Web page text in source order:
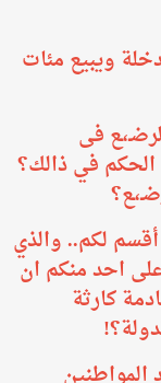
ويبيع مئات
فى
الحكم في ذالك؟
لكم.. والذي
احد منكم ان
كارثة